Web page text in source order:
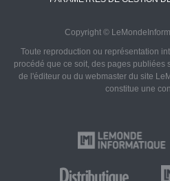
Copyright ©
Toute reproduction ou représentation
procédé que ce soit, des pages publiées
de l'éditeur ou du webmaster du site
constitue une